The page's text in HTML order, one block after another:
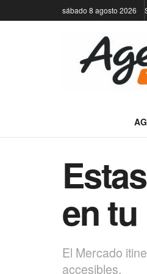
sábado 8 agosto 2026
en
El Mercado
accesibles.